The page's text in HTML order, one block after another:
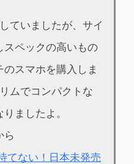
ていましたが、サイ
スペックの高いもの
スマホを購入しま
ムでコンパクトな
ましたよ。
ら
てない！日本未発売